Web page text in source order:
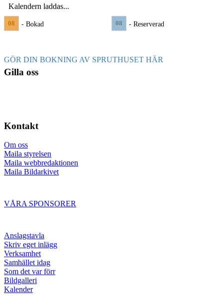
Kalendern laddas...
08 - Bokad 08 - Reserverad
GÖR DIN BOKNING AV SPRUTHUSET HÄR
Gilla oss
Kontakt
Om oss
Maila styrelsen
Maila webbredaktionen
Maila Bildarkivet
VÅRA SPONSORER
Anslagstavla
Skriv eget inlägg
Verksamhet
Samhället idag
Som det var förr
Bildgalleri
Kalender